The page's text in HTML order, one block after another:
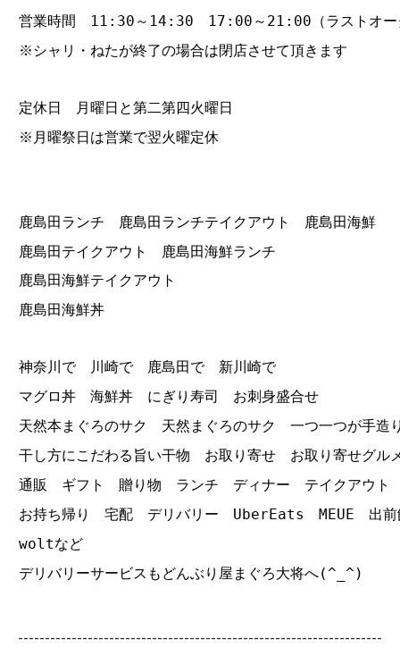
営業時間 11:30～14:30 17:00～21:00（ラストオー
※シャリ・ねたが終了の場合は閉店させて頂きます
定休日 月曜日と第二第四火曜日
※月曜祭日は営業で翌火曜定休
鹿島田ランチ 鹿島田ランチテイクアウト 鹿島田海鮮
鹿島田テイクアウト 鹿島田海鮮ランチ
鹿島田海鮮テイクアウト
鹿島田海鮮丼
神奈川で 川崎で 鹿島田で 新川崎で
マグロ丼 海鮮丼 にぎり寿司 お刺身盛合せ
天然本まぐろのサク 天然まぐろのサク 一つ一つが手造
干し方にこだわる旨い干物 お取り寄せ お取り寄せグル
通販 ギフト 贈り物 ランチ ディナー テイクアウト
お持ち帰り 宅配 デリバリー UberEats MEUE 出前
woltなど
デリバリーサービスもどんぶり屋まぐろ大将へ(^_^)
--------------------------------------------------------------------